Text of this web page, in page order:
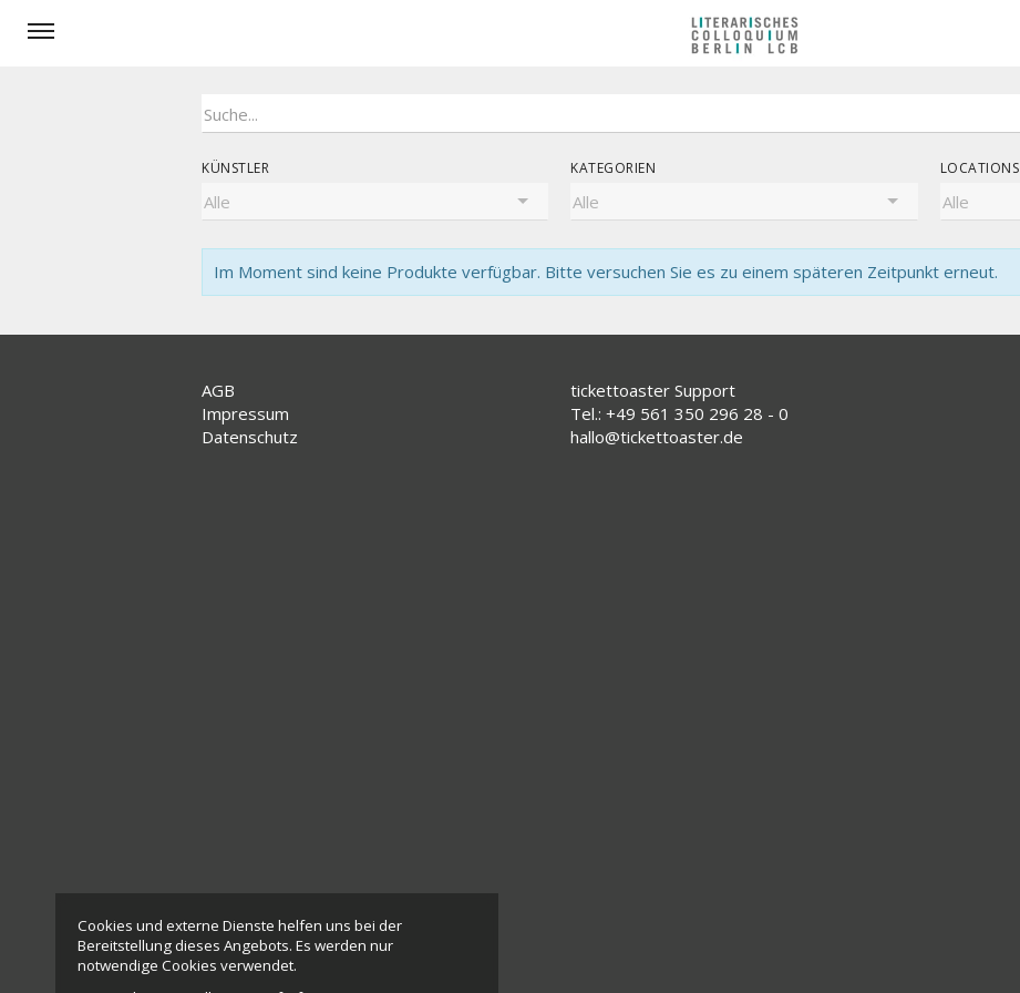
KÜNSTLER KATEGORIEN LOCATIONS
Im Moment sind keine Produkte verfügbar. Bitte versuchen Sie es zu einem späteren Zeitpunkt erneut.
AGB
Impressum
Datenschutz
tickettoaster Support
Tel.: +49 561 350 296 28 - 0
hallo@tickettoaster.de
Cookies und externe Dienste helfen uns bei der
Bereitstellung dieses Angebots. Es werden nur
notwendige Cookies verwendet.